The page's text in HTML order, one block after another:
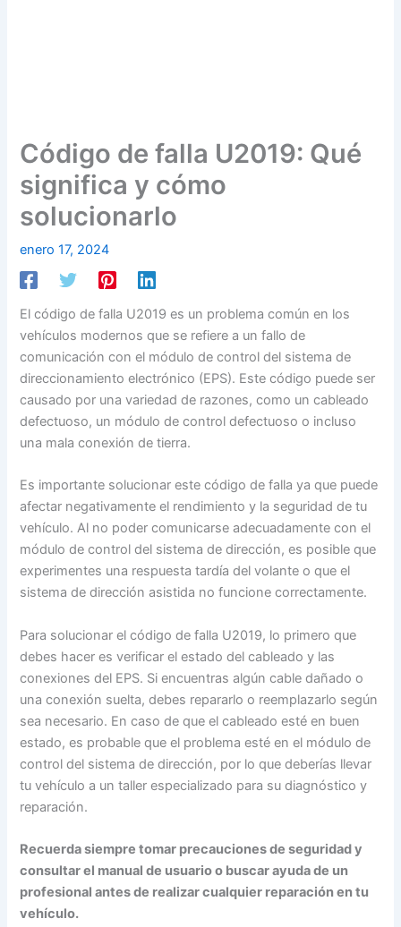
Código de falla U2019: Qué
significa y cómo
solucionarlo
enero 17, 2024
El código de falla U2019 es un problema común en los
vehículos modernos que se refiere a un fallo de
comunicación con el módulo de control del sistema de
direccionamiento electrónico (EPS). Este código puede ser
causado por una variedad de razones, como un cableado
defectuoso, un módulo de control defectuoso o incluso
una mala conexión de tierra.
Es importante solucionar este código de falla ya que puede
afectar negativamente el rendimiento y la seguridad de tu
vehículo. Al no poder comunicarse adecuadamente con el
módulo de control del sistema de dirección, es posible que
experimentes una respuesta tardía del volante o que el
sistema de dirección asistida no funcione correctamente.
Para solucionar el código de falla U2019, lo primero que
debes hacer es verificar el estado del cableado y las
conexiones del EPS. Si encuentras algún cable dañado o
una conexión suelta, debes repararlo o reemplazarlo según
sea necesario. En caso de que el cableado esté en buen
estado, es probable que el problema esté en el módulo de
control del sistema de dirección, por lo que deberías llevar
tu vehículo a un taller especializado para su diagnóstico y
reparación.
Recuerda siempre tomar precauciones de seguridad y
consultar el manual de usuario o buscar ayuda de un
profesional antes de realizar cualquier reparación en tu
vehículo.